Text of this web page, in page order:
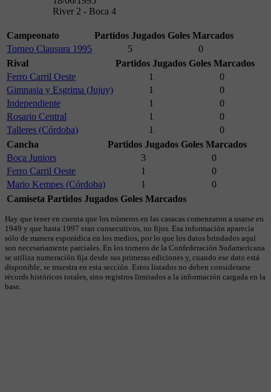
River 2 - Boca 4
Campeonato Partidos Jugados Goles Marcados
Torneo Clausura 1995
5
0
Rival
Partidos Jugados Goles Marcados
Ferro Carril Oeste
1
0
Gimnasia y Esgrima (Jujuy)
1
0
Independiente
1
0
Rosario Central
1
0
Talleres (Córdoba)
1
0
Cancha
Partidos Jugados Goles Marcados
Boca Juniors
3
0
Ferro Carril Oeste
1
0
Mario Kempes (Córdoba)
1
0
Camiseta Partidos Jugados Goles Marcados
Hay que tener en cuenta que los números en las casacas comenzaron a usarse en
1949 y que hasta 1997 eran consecutivos, no fijos. Esa información aparecía
sólo de manera esporádica en los medios, por lo que los datos brindados aquí
son necesariamente parciales. En los torneos de la Confederación Sudamericana
se utiliza numeración fija desde sus primeras ediciones y, cuando ese dato está
disponible, se muestra en esta sección. Estos listados no deben considerarse
récords históricos totales, sino registros limitados a la información cargada en la
base.